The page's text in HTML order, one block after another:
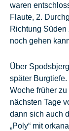
waren
Flaute, 2.
Richtung
noch gehen
Über
später
Woche früher
nächsten Tage
dann sich auch
„Poly“ mit